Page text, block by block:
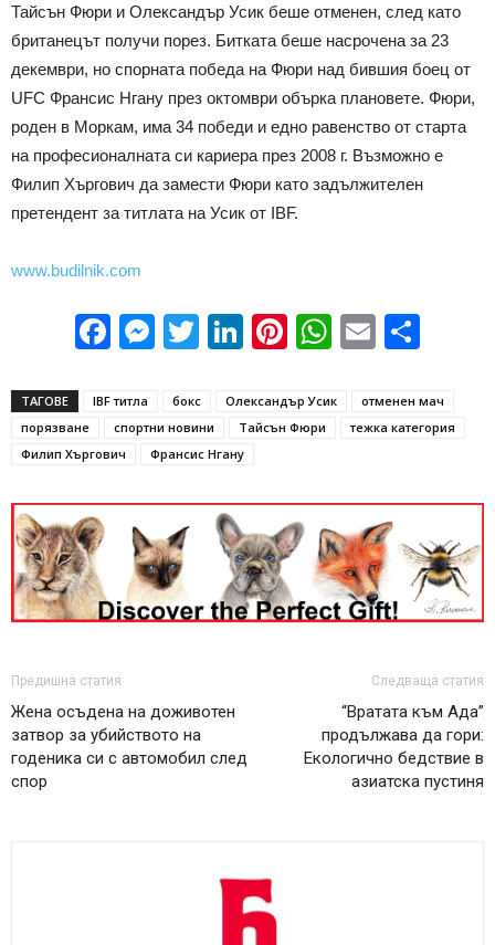
Тайсън Фюри и Олександър Усик беше отменен, след като
британецът получи порез. Битката беше насрочена за 23
декември, но спорната победа на Фюри над бившия боец от
UFC Франсис Нгану през октомври обърка плановете. Фюри,
роден в Моркам, има 34 победи и едно равенство от старта
на професионалната си кариера през 2008 г. Възможно е
Филип Хъргович да замести Фюри като задължителен
претендент за титлата на Усик от IBF.
www.budilnik.com
Facebook
Messenger
Twitter
LinkedIn
Pinterest
WhatsApp
Email
ТАГОВЕ IBF титла бокс Олександър Усик
отменен мач
порязване
спортни новини Тайсън Фюри
тежка категория
Филип Хъргович
Франсис Нгану
Предишна статия
Жена осъдена на доживотен
затвор за убийството на
годеника си с автомобил след
спор
Следваща статия
“Вратата към Ада”
продължава да гори:
Екологично бедствие в
азиатска пустиня